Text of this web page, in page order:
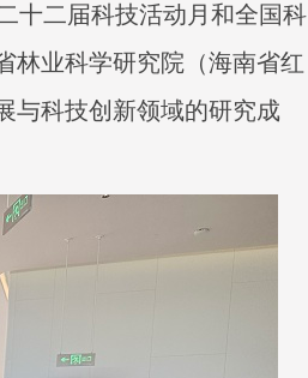
十二届科技活动月和全国科
林业科学研究院（海南省红
与科技创新领域的研究成